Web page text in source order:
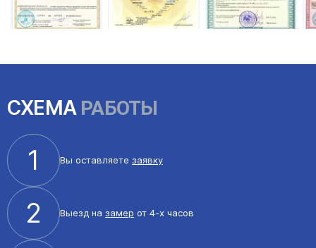
СХЕМА РАБОТЫ
1 Вы оставляете заявку
2 Выезд на замер от 4-х часов